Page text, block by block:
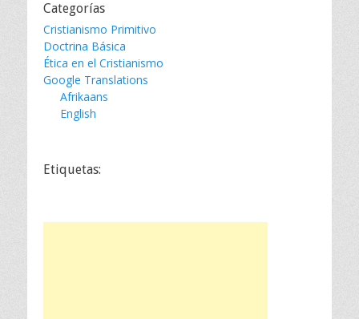
Categorías
Cristianismo Primitivo
Doctrina Básica
Ética en el Cristianismo
Google Translations
Afrikaans
English
Etiquetas: